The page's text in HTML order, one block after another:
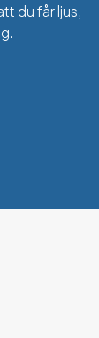
du får ljus,
hos dig.